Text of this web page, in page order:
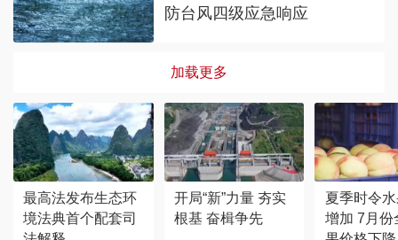
防台风四级应急响应
加载更多
最高法发布生态环
境法典首个配套司
开局“新”力量 夯实
根基 奋楫争先
夏季时令
增加 7月份